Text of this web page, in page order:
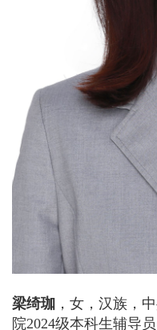
梁绮珈 ，女，汉族，
院2024级本科生辅导